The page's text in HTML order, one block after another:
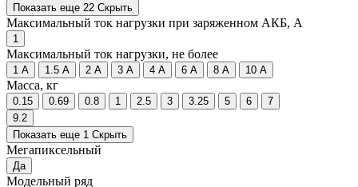
Показать еще 22 Скрыть
Максимальный ток нагрузки при заряженном АКБ, А
1
Максимальный ток нагрузки, не более
1 А 1.5 А 2 А 3 А 4 А 6 А 8 А 10 А
Масса, кг
0.15 0.69 0.8 1 2.5 3 3.25 5 6
7
9.2
Показать еще 1 Скрыть
Мегапиксельный
Да
Модельный ряд